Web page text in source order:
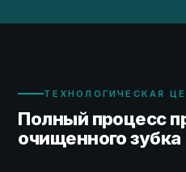
ТЕХНОЛОГИЧЕСКАЯ
Полный процесс
очищенного зубка